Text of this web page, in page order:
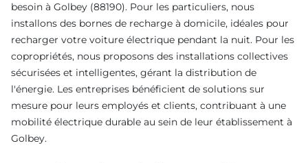
besoin à Golbey (88190). Pour les particuliers, nous
installons des bornes de recharge à domicile, idéales pour
recharger votre voiture électrique pendant la nuit. Pour les
copropriétés, nous proposons des installations collectives
sécurisées et intelligentes, gérant la distribution de
l'énergie. Les entreprises bénéficient de solutions sur
mesure pour leurs employés et clients, contribuant à une
mobilité électrique durable au sein de leur établissement à
Golbey.